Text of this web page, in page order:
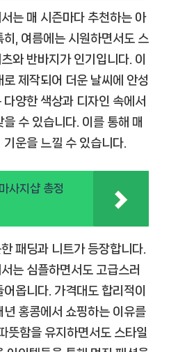
는 매 시즌마다 추천하는 아
, 여름에는 시원하면서도 스
와 반바지가 인기입니다. 이
제작되어 더운 날씨에 안성
양한 색상과 디자인 속에서
수 있습니다. 이를 통해 매
운을 느낄 수 있습니다.
사지샵 총정
패딩과 니트가 등장합니다.
는 심플하면서도 고급스러
옵니다. 가격대도 합리적이
년 홍콩에서 쇼핑하는 이유를
뜻함을 유지하면서도 스타일